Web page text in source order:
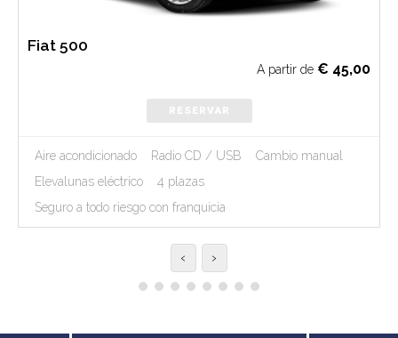
Fiat 500
A partir de € 45,00
RESERVAR
Aire acondicionado Radio CD / USB
Cambio manual
Elevalunas eléctrico
4 plazas
Seguro a todo riesgo con franquicia
‹ ›